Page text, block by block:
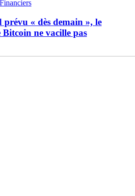
« dès demain », le
Bitcoin ne vacille pas